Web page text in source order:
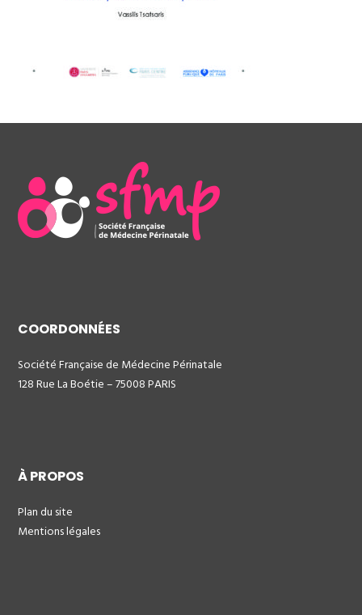
COORDONNÉES
Société Française de Médecine Périnatale
128 Rue La Boétie – 75008 PARIS
À PROPOS
Plan du site
Mentions légales